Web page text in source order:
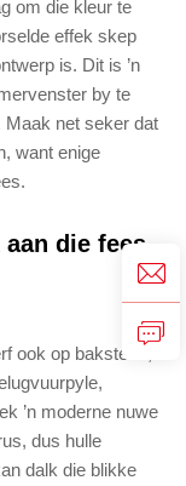
om die kleur te
effek skep
is. Dit is ’n
by te
Maak net seker dat
want enige
die fees
ook op baksteen,
’n moderne nuwe
dus hulle
dalk die blikke